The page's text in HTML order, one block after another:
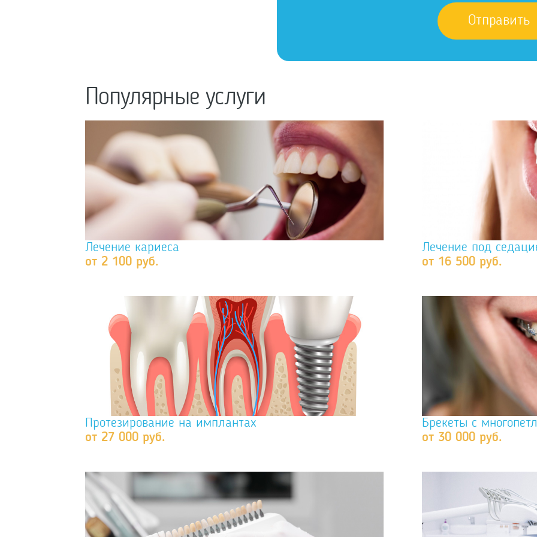
Популярные услуги
Лечение кариеса
от 2 100 руб.
Лечение под
от 16 500 руб.
Протезирование на имплантах
от 27 000 руб.
Брекеты с
от 30 000 руб.